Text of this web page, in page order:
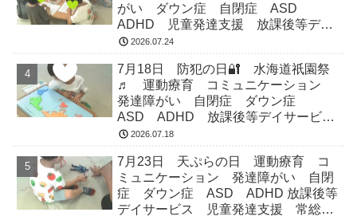
がい ダウン症 自閉症 ASD
ADHD 児童発達支援 放課後等デイ
サービス 常総市 つくばみらい市
2026.07.24
7月18日 防犯の日🔐 水海道祇園祭
♬ 運動療育 コミュニケーション
発達障がい 自閉症 ダウン症
ASD ADHD 放課後等デイサービ
ス 児童発達支援 常総市 つくばみ
2026.07.18
7月23日 天ぷらの日 運動療育 コ
ミュニケーション 発達障がい 自閉
症 ダウン症 ASD ADHD 放課後等
デイサービス 児童発達支援 常総